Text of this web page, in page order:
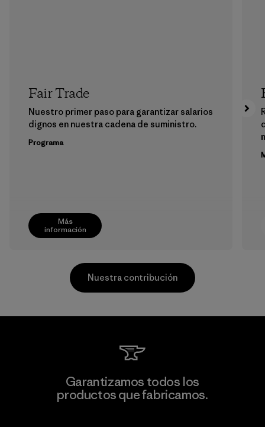
Más
información
Fair Trade
Nuestro primer paso para garantizar salarios
dignos en nuestra cadena de suministro.
Programa
Formosa Taffeta Co., Ltd.
Material-supplier
Nuestra contribución
Garantizamos todos los
productos que fabricamos.